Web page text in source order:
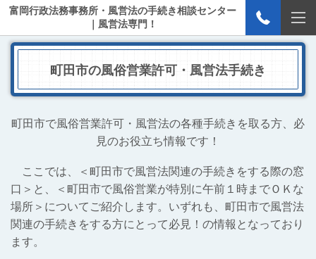
富岡行政法務事務所・風営法の手続き相談センター
｜風営法専門！
町田市の風俗営業許可・風営法手続き
町田市で風俗営業許可・風営法の各種手続きを取る方、必
見のお役立ち情報です！
ここでは、＜町田市で風営法関連の手続きをする際の窓
口＞と、＜町田市で風俗営業が特別に午前１時までＯＫな
場所＞についてご紹介します。いずれも、町田市で風営法
関連の手続きをする方にとって必見！の情報となっており
ます。